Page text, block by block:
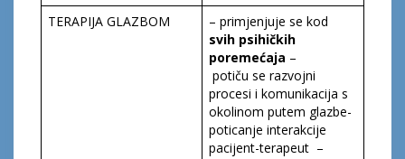
TERAPIJA GLAZBOM
– primjenjuje se kod
svih psihičkih
poremećaja –
potiču se razvojni
procesi i komunikacija s
okolinom putem glazbe-
poticanje interakcije
pacijent-terapeut –